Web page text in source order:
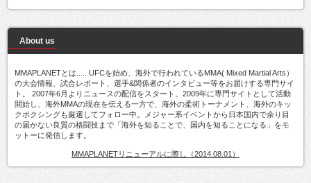
About us
MMAPLANETとは..... UFCを始め、海外で行われているMMA( Mixed Martial Arts）
の大会情報、試合レポート、選手&関係者のインタビュー等をお届けする専門サイ
ト。 2007年6月よりニュースの配信をスタート。2009年に専門サイトとして活動
開始し、海外MMAの現在を伝える一方で、海外の柔術トーナメント、海外のキッ
クボクシングも厳選してフォロー中。メジャー系イベントから日本国内で余り目
の届かない良質の格闘技まで「海外を知ることで、国内を知ることになる」をモ
ットーに発信します。
MMAPLANETリニューアルに際し（2014.08.01）